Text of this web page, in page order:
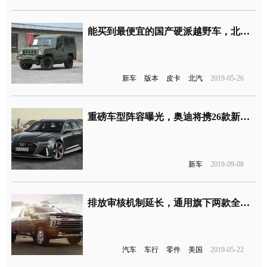
能买到最便宜的国产硬派越野车，北汽制造勇士新车型上市
新车 版本 皮卡 北汽 2019-05-26
重磅车型阵容曝光，奥迪将携26款新车登法兰克福车展
新车 2019-09-08
排放审核机制延长，通用旗下两款全尺寸皮卡柴油型号将推迟上市
汽车 车行 零件 美国 2019-05-22